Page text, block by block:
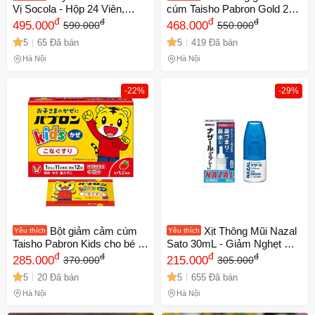
Vị Socola - Hộp 24 Viên,
Dành Cho Trẻ Từ 1 Tuổi, Hỗ
Trợ Kháng Khuẩn Đường
Ruột, Dễ Uống Như Kẹo
495.000đ 590.000đ
5 65 Đã bán
Hà Nội
cúm Taisho Pabron Gold 210
viên Nhật Bản - Hỗ trợ giảm
ho, sổ mũi, đau đầu nhanh
chóng hiệu quả
468.000đ 550.000đ
5 419 Đã bán
Hà Nội
-22%
Yêu thích
Bột giảm cảm cúm
Taisho Pabron Kids cho bé 1-
10 tuổi - Hỗ trợ giảm sốt, ho,
sổ mũi - 12 gói hương trái
cây dễ uống
285.000đ 370.000đ
5 20 Đã bán
Hà Nội
-29%
Yêu thích
Xịt Thông Mũi Nazal
Sato 30mL - Giảm Nghẹt Mũi
và Sổ Mũi Hiệu Quả, Xuất
Xứ Nhật Bản, Hỗ Trợ Hô Hấp
Tốt Nhất
215.000đ 305.000đ
5 655 Đã bán
Hà Nội